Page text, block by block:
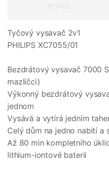
Tyčový vysavač 2v1
PHILIPS XC7055/01
Bezdrátový vysavač 7000
mazlíčci)
Výkonný bezdrátový
jednom
Vysává a vytírá jedním
Celý dům na jedno nabití a
Až 80 min kompletního
lithium-iontové baterii